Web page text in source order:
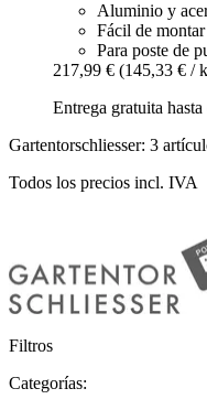
Aluminio y
Fácil de montar
Para poste de
217,99 € (145,33 € /
Entrega gratuita
Gartentorschliesser: 3
Todos los precios incl. IVA
Filtros
Categorías: